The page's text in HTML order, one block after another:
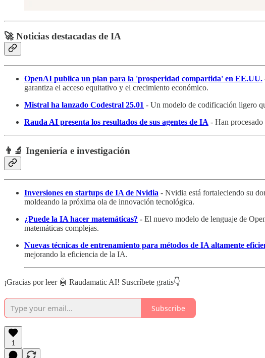
🚀 Noticias destacadas de IA
OpenAI publica un plan para la 'prosperidad compartida' en EE.UU.
garantiza el acceso equitativo y el crecimiento económico.
Mistral ha lanzado Codestral 25.01 - Un modelo de codificación ligero
Rauda AI presenta los resultados de sus agentes de IA - Han
👨‍🔬 Ingeniería e investigación
Inversiones en startups de IA de Nvidia - Nvidia está fortaleciendo su
moldeando la próxima ola de innovación tecnológica.
¿Puede la IA hacer matemáticas? - El nuevo modelo de lenguaje de
matemáticas complejas.
Nuevas técnicas de entrenamiento para métodos de IA altamente
mejorando la eficiencia de la IA.
¡Gracias por leer 🤖 Raudamatic AI! Suscríbete gratis👇
Subscribe
1